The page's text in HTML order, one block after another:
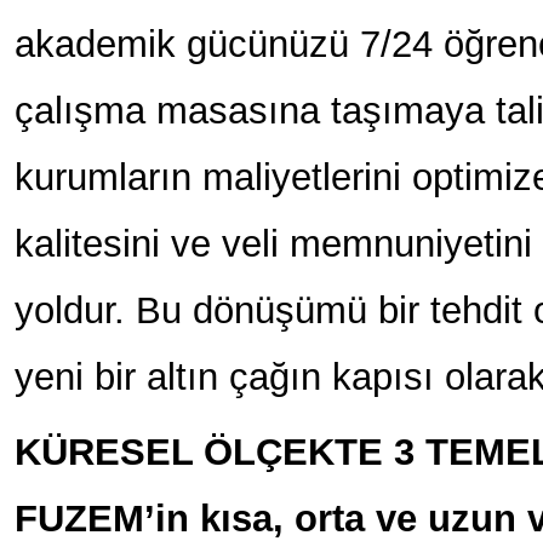
akademik gücünüzü 7/24
çalışma masasına taşımaya
kurumların maliyetlerini
kalitesini ve veli memnuniyetini
yoldur. Bu dönüşümü bir tehdit
yeni bir altın çağın kapısı
KÜRESEL ÖLÇEKTE 3
FUZEM’in kısa, orta ve uzun